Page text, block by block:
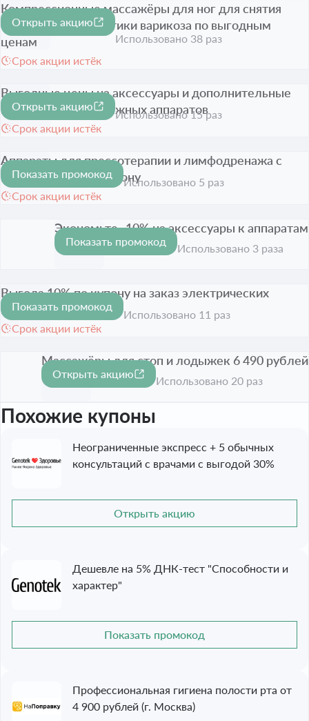
Компрессионные массажёры для ног для снятия
отёков и профилактики варикоза по выгодным
ценам
Срок акции истёк
Открыть акцию
Использовано 38 раз
Выгодные цены на аксессуары и дополнительные
манжеты для массажных аппаратов
Срок акции истёк
Открыть акцию
Использовано 15 раз
-10%
Аппараты для прессотерапии и лимфодренажа с
выгодой -10% по купону
Срок акции истёк
Показать промокод
Использовано 5 раз
-10%
Экономьте -10% на аксессуары к аппаратам
Срок акции истёк
Показать промокод
Использовано 3 раза
-10%
Выгода 10% по купону на заказ электрических
массажеров
Срок акции истёк
Показать промокод
Использовано 11 раз
Массажёры для стоп и лодыжек 6 490 рублей
Срок акции истёк
Открыть акцию
Использовано 20 раз
Похожие купоны
Неограниченные экспресс + 5 обычных
консультаций с врачами с выгодой 30%
Открыть акцию
Дешевле на 5% ДНК-тест "Способности и
характер"
Показать промокод
Профессиональная гигиена полости рта от
4 900 рублей (г. Москва)